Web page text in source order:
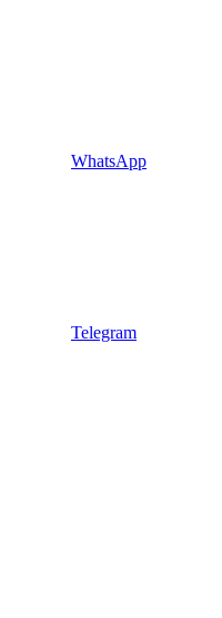
WhatsApp
Telegram